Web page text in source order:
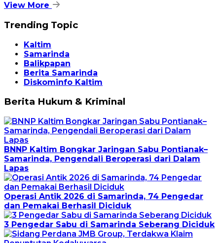
View More
Trending Topic
Kaltim
Samarinda
Balikpapan
Berita Samarinda
Diskominfo Kaltim
Berita Hukum & Kriminal
BNNP Kaltim Bongkar Jaringan Sabu Pontianak–
Samarinda, Pengendali Beroperasi dari Dalam
Lapas
Operasi Antik 2026 di Samarinda, 74 Pengedar
dan Pemakai Berhasil Diciduk
3 Pengedar Sabu di Samarinda Seberang Diciduk